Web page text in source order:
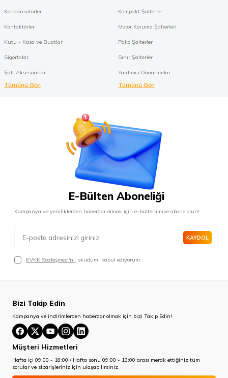
Kondansatörler
Kontaktörler
Kutu - Kasa ve Buatlar
Sigortalar
Şalt Aksesuarlar
Tümünü Gör
Kompakt Şalterler
Motor Koruma Şalterleri
Pako Şalterler
Sınır Şalterler
Yardımcı Donanımlar
Tümünü Gör
E-Bülten Aboneliği
Kampanya ve yeniliklerden haberdar olmak için e-bültenimize abone olun!
KAYDOL
KVKK Sözleşmesi'ni, okudum, kabul ediyorum.
Bizi Takip Edin
Kampanya ve indirimlerden haberdar olmak için bizi Takip Edin!
Müşteri Hizmetleri
Hafta içi 09:00 - 18:00 / Hafta sonu 09:00 - 13:00 arası merak ettiğiniz tüm
sorular ve siparişleriniz için ulaşabilirsiniz.